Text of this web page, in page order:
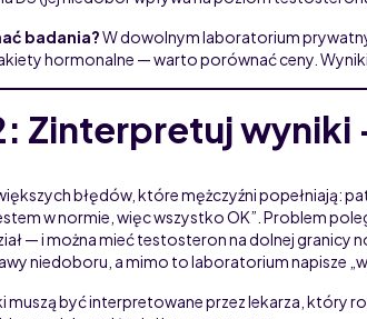
badania?W dowolnym laboratorium
hormonalne — warto porównać ceny. Wyniki
Zinterpretuj wyniki
błędów, które mężczyźni popełniają:
w normie, więc wszystko OK”. Problem
— i można mieć testosteron na dolnej granicy
niedoboru, a mimo to laboratorium napisze
muszą być interpretowane przez lekarza, który